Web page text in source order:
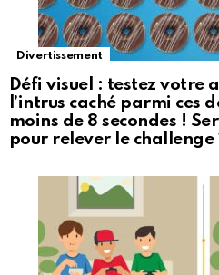
Divertissement
Défi visuel : testez votre
l’intrus caché parmi ces
moins de 8 secondes !
pour relever le challenge